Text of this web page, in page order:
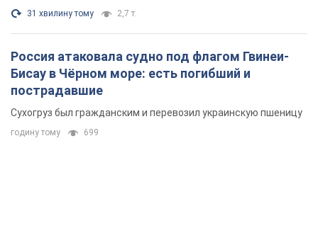
31 хвилину тому 2,7 т.
Россия атаковала судно под флагом Гвинеи-
Бисау в Чёрном море: есть погибший и
пострадавшие
Сухогруз был гражданским и перевозил украинскую пшеницу
годину тому 699